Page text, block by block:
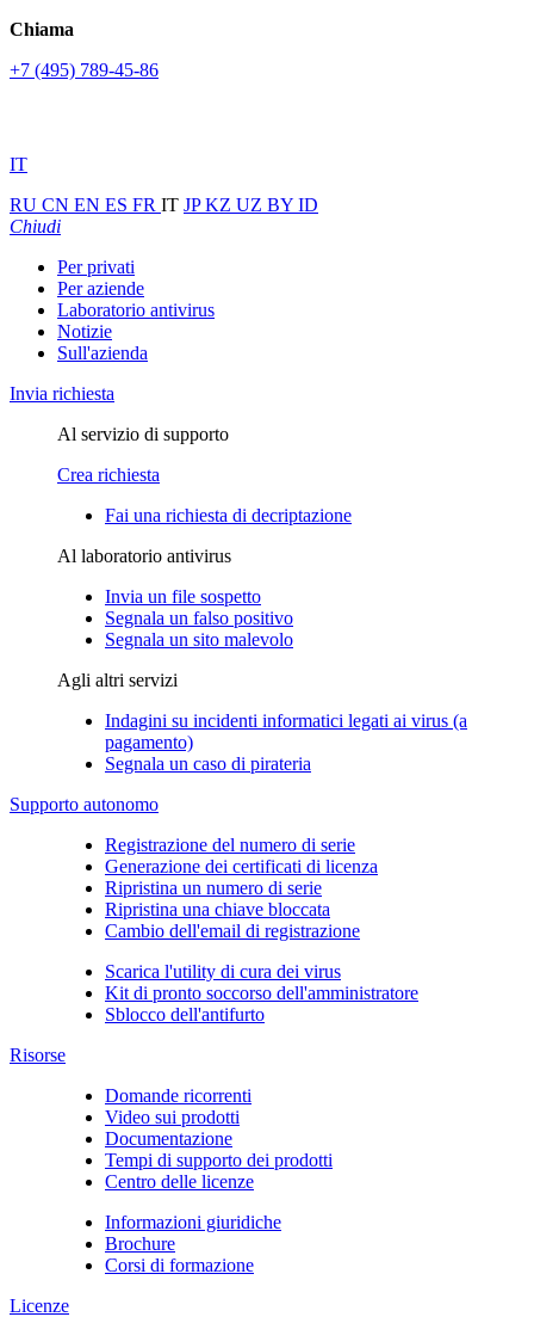
Chiama
+7 (495) 789-45-86
IT
RU CN EN ES FR IT JPKZ UZ BY ID
Chiudi
Per privati
Per aziende
Laboratorio antivirus
Notizie
Sull'azienda
Invia richiesta
Al servizio di supporto
Crea richiesta
Fai una richiesta di decriptazione
Al laboratorio antivirus
Invia un file sospetto
Segnala un falso positivo
Segnala un sito malevolo
Agli altri servizi
Indagini su incidenti informatici legati ai virus (a
pagamento)
Segnala un caso di pirateria
Supporto autonomo
Registrazione del numero di serie
Generazione dei certificati di licenza
Ripristina un numero di serie
Ripristina una chiave bloccata
Cambio dell'email di registrazione
Scarica l'utility di cura dei virus
Kit di pronto soccorso dell'amministratore
Sblocco dell'antifurto
Risorse
Domande ricorrenti
Video sui prodotti
Documentazione
Tempi di supporto dei prodotti
Centro delle licenze
Informazioni giuridiche
Brochure
Corsi di formazione
Licenze